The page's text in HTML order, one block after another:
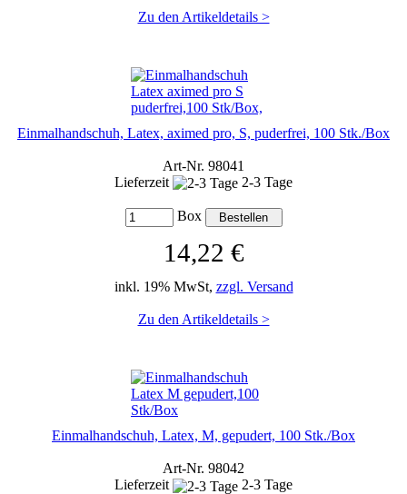
Zu den Artikeldetails >
Einmalhandschuh, Latex, aximed pro, S, puderfrei, 100 Stk./Box
Art-Nr. 98041
Lieferzeit
2-3 Tage
Box
14,22 €
inkl. 19% MwSt, zzgl. Versand
Zu den Artikeldetails >
Einmalhandschuh, Latex, M, gepudert, 100 Stk./Box
Art-Nr. 98042
Lieferzeit
2-3 Tage